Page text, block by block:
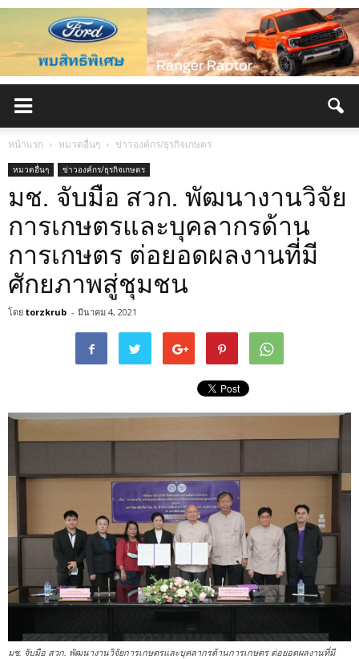
หน้าแรก หมวดอื่นๆ ข่าวองค์กร/ธุรกิจเกษตร
หมวดอื่นๆ ข่าวองค์กร/ธุรกิจเกษตร
มช. จับมือ สวก. พัฒนางานวิจัย
การเกษตรและบุคลากรด้าน
การเกษตร ต่อยอดผลงานที่มี
ศักยภาพสู่ชุมชน
โดย torzkrub - มีนาคม 4, 2021
มช. จับมือ สวก. พัฒนางานวิจัยการเกษตรและบุคลากรด้านการเกษตร ต่อยอดผลงานที่มี